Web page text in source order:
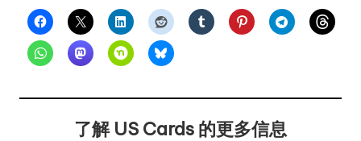
了解 US Cards 的更多信息